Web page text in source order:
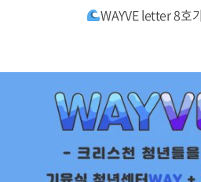
WAYVE letter 8호